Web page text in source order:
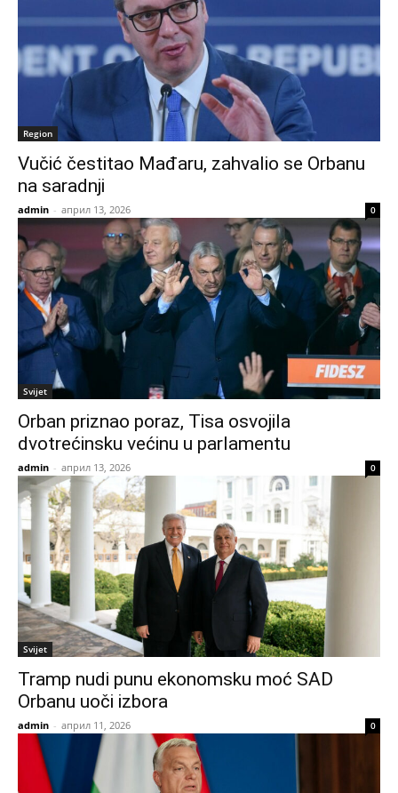
Region
Vučić čestitao Mađaru, zahvalio se Orbanu
na saradnji
admin - април 13, 2026 0
Svijet
Orban priznao poraz, Tisa osvojila
dvotrećinsku većinu u parlamentu
admin - април 13, 2026 0
Svijet
Tramp nudi punu ekonomsku moć SAD
Orbanu uoči izbora
admin - април 11, 2026 0